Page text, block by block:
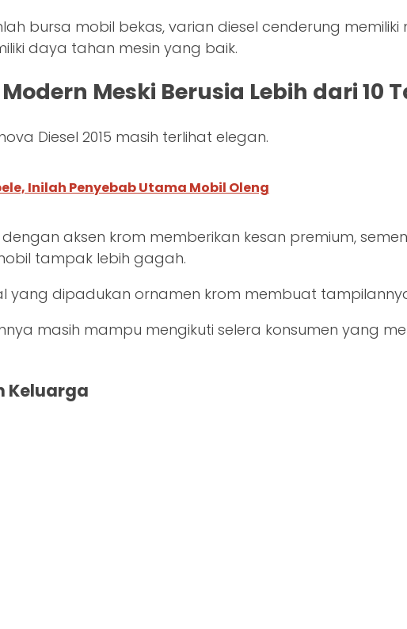
bursa mobil bekas, varian diesel cenderung
daya tahan mesin yang baik.
Meski Berusia Lebih dari 10
Diesel 2015 masih terlihat elegan.
Inilah Penyebab Utama Mobil Oleng
aksen krom memberikan kesan premium,
tampak lebih gagah.
yang dipadukan ornamen krom membuat
masih mampu mengikuti selera konsumen yang
Keluarga